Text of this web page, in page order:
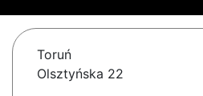
Toruń
Olsztyńska 22